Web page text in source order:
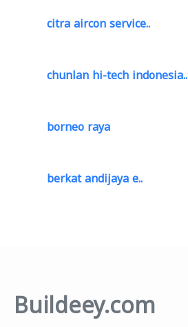
citra aircon service..
chunlan hi-tech indonesia..
borneo raya
berkat andijaya e..
Buildeey.com